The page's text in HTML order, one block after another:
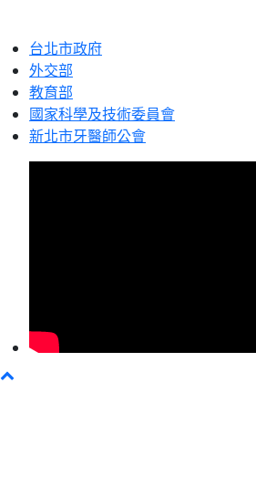
台北市政府
外交部
教育部
國家科學及技術委員會
新北市牙醫師公會